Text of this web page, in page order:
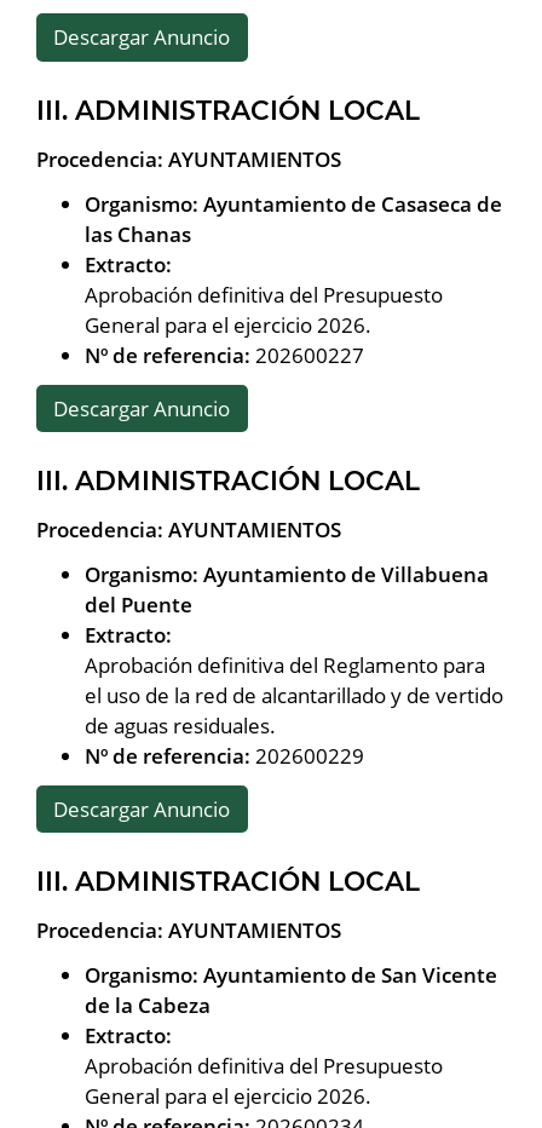
Descargar Anuncio
III. ADMINISTRACIÓN LOCAL
Procedencia: AYUNTAMIENTOS
Organismo: Ayuntamiento de Casaseca de
las Chanas
Extracto:
Aprobación definitiva del Presupuesto
General para el ejercicio 2026.
Nº de referencia: 202600227
Descargar Anuncio
III. ADMINISTRACIÓN LOCAL
Procedencia: AYUNTAMIENTOS
Organismo: Ayuntamiento de Villabuena
del Puente
Extracto:
Aprobación definitiva del Reglamento para
el uso de la red de alcantarillado y de vertido
de aguas residuales.
Nº de referencia: 202600229
Descargar Anuncio
III. ADMINISTRACIÓN LOCAL
Procedencia: AYUNTAMIENTOS
Organismo: Ayuntamiento de San Vicente
de la Cabeza
Extracto:
Aprobación definitiva del Presupuesto
General para el ejercicio 2026.